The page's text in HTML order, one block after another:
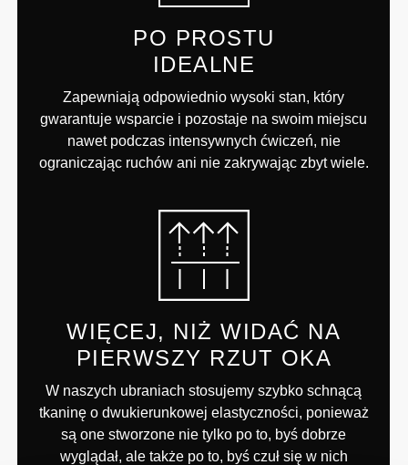
PO PROSTU
IDEALNE
Zapewniają odpowiednio wysoki stan, który
gwarantuje wsparcie i pozostaje na swoim miejscu
nawet podczas intensywnych ćwiczeń, nie
ograniczając ruchów ani nie zakrywając zbyt wiele.
WIĘCEJ, NIŻ WIDAĆ NA
PIERWSZY RZUT OKA
W naszych ubraniach stosujemy szybko schnącą
tkaninę o dwukierunkowej elastyczności, ponieważ
są one stworzone nie tylko po to, byś dobrze
wyglądał, ale także po to, byś czuł się w nich